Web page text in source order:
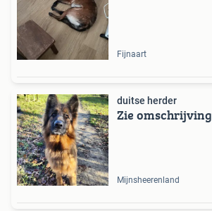
Fijnaart
duitse herder
Zie omschrijving
Mijnsheerenland